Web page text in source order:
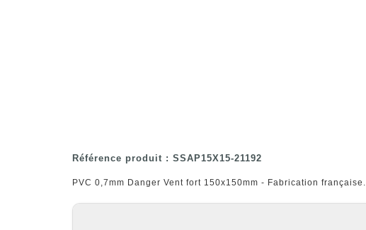
Référence produit : SSAP15X15-21192
PVC 0,7mm Danger Vent fort 150x150mm - Fabrication française.